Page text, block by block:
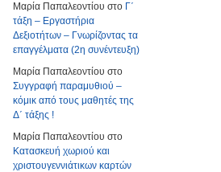
Μαρία Παπαλεοντίου στο Γ΄
τάξη – Εργαστήρια
Δεξιοτήτων – Γνωρίζοντας τα
επαγγέλματα (2η συνέντευξη)
Μαρία Παπαλεοντίου στο
Συγγραφή παραμυθιού –
κόμικ από τους μαθητές της
Δ΄ τάξης !
Μαρία Παπαλεοντίου στο
Κατασκευή χωριού και
χριστουγεννιάτικων καρτών